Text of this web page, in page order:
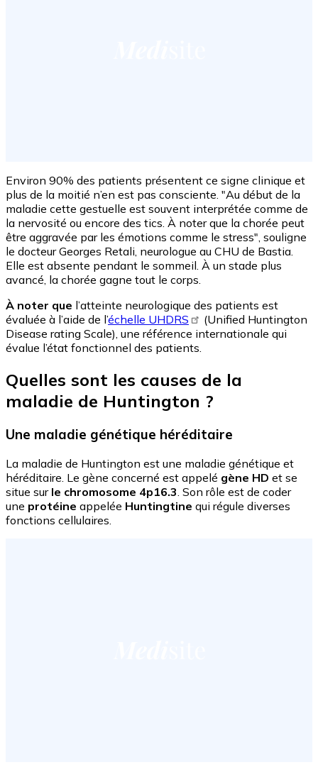
Environ 90% des patients présentent ce signe clinique et
plus de la moitié n’en est pas consciente. "Au début de la
maladie cette gestuelle est souvent interprétée comme de
la nervosité ou encore des tics. À noter que la chorée peut
être aggravée par les émotions comme le stress", souligne
le docteur Georges Retali, neurologue au CHU de Bastia.
Elle est absente pendant le sommeil. À un stade plus
avancé, la chorée gagne tout le corps.
À noter que l’atteinte neurologique des patients est
évaluée à l’aide de l’échelle UHDRS
(Unified Huntington
Disease rating Scale), une référence internationale qui
évalue l’état fonctionnel des patients.
Quelles sont les causes de la
maladie de Huntington ?
Une maladie génétique héréditaire
La maladie de Huntington est une maladie génétique et
héréditaire. Le gène concerné est appelé gène HD et se
situe sur le chromosome 4p16.3 . Son rôle est de coder
une protéine appelée Huntingtine qui régule diverses
fonctions cellulaires.